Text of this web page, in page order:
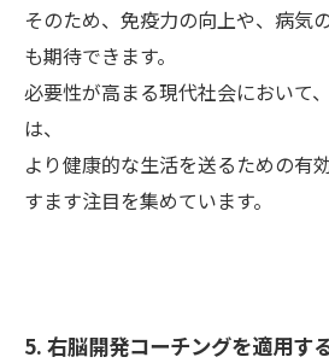
そのため、免疫力の向上や、病気
も期待できます。
必要性が高まる現代社会において
は、
より健康的な生活を送るための有
すます注目を集めています。
5. 右脳開発コーチングを適用す